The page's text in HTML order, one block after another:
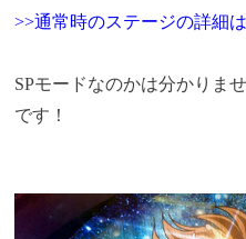
>>通常時のステージの詳細
SPモードなのかは分かりま
です！